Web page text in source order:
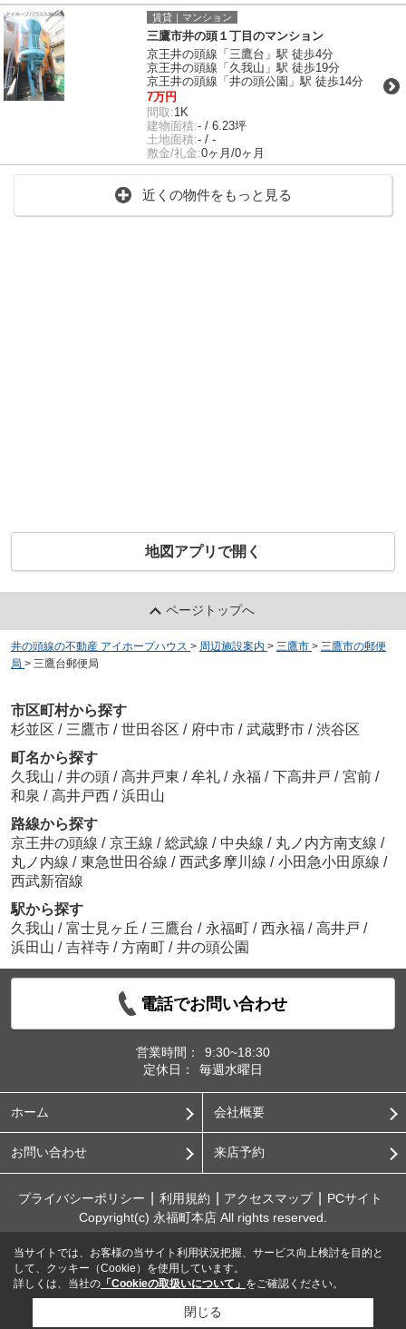
賃貸｜マンション
三鷹市井の頭１丁目のマンション
京王井の頭線「三鷹台」駅 徒歩4分
京王井の頭線「久我山」駅 徒歩19分
京王井の頭線「井の頭公園」駅 徒歩14分
7万円
間取:1K
建物面積:- / 6.23坪
土地面積:- / -
敷金/礼金:0ヶ月/0ヶ月
近くの物件をもっと見る
地図アプリで開く
ページトップへ
井の頭線の不動産 アイホープハウス > 周辺施設案内 > 三鷹市 > 三鷹市の郵便
局 > 三鷹台郵便局
市区町村から探す
杉並区 / 三鷹市 / 世田谷区 / 府中市 / 武蔵野市 / 渋谷区
町名から探す
久我山 / 井の頭 / 高井戸東 / 牟礼 / 永福 / 下高井戸 / 宮前 /
和泉 / 高井戸西 / 浜田山
路線から探す
京王井の頭線 / 京王線 / 総武線 / 中央線 / 丸ノ内方南支線 /
丸ノ内線 / 東急世田谷線 / 西武多摩川線 / 小田急小田原線 /
西武新宿線
駅から探す
久我山 / 富士見ヶ丘 / 三鷹台 / 永福町 / 西永福 / 高井戸 /
浜田山 / 吉祥寺 / 方南町 / 井の頭公園
電話でお問い合わせ
営業時間：
9:30~18:30
定休日：
毎週水曜日
ホーム 会社概要
お問い合わせ 来店予約
プライバシーポリシー 利用規約 アクセスマップ
PCサイト
Copyright(c) 永福町本店 All rights reserved.
当サイトでは、お客様の当サイト利用状況把握、サービス向上検討を目的と
して、クッキー（Cookie）を使用しています。
詳しくは、当社の 「Cookieの取扱いについて」 をご確認ください。
閉じる